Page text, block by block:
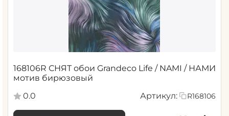
168106R СНЯТ обои Grandeco Life / NAMI / НАМИ
мотив бирюзовый
0.0
Артикул: R168106